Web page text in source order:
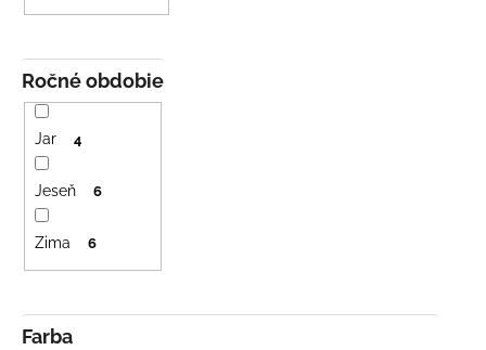
Farba
Ročné obdobie
Jar 4
Jeseň 6
Zima 6
NÁMORNÍCKE
PRUHY
MODRÉ
€18